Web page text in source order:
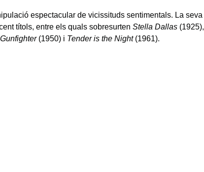
espectacular de vicissituds sentimentals. La seva
títols, entre els quals sobresurtenStella Dallas (1925),
(1950) i Tender is the Night(1961).